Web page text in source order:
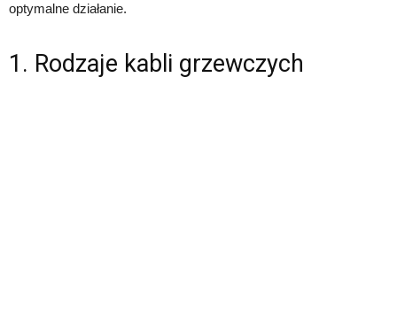
optymalne działanie.
1. Rodzaje kabli grzewczych